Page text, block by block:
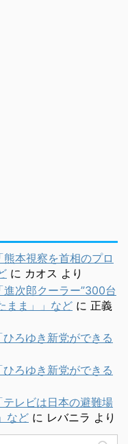
本視察を首相のプロ
に カオス より
次郎クーラー”300台
まま」」など に 正義
ろゆき新党ができる
ろゆき新党ができる
レビは日本の避難場
など に レバニラ より